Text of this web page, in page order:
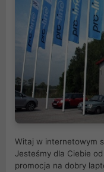
Witaj w internetowym
Jesteśmy dla Ciebie
promocja na dobry